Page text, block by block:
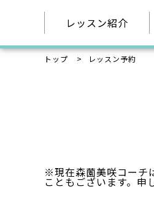
レッスン紹介
トップ レッスン予約
※現在森薗美咲コーチ
こともございます。申